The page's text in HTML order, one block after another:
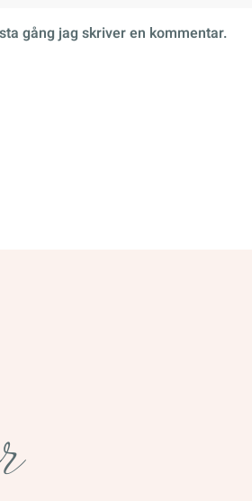
gång jag skriver en kommentar.